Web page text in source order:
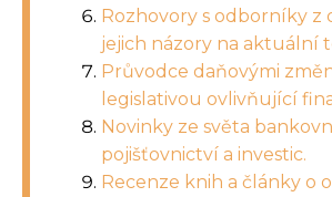
Rozhovory s odborníky z
jejich názory na aktuální
Průvodce daňovými
legislativou ovlivňující
Novinky ze světa
pojišťovnictví a investic.
Recenze knih a články o